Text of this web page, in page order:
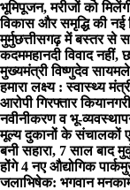
भूमिपूजन, मरीजों को
विकास और समृद्धि की नई
मुर्मुछत्तीसगढ़ में बस्तर से
कदममहानदी विवाद
मुख्यमंत्री विष्णुदेव साय
हमारा लक्ष्य : स्वास्थ्य
आरोपी गिरफ्तार किया
नवीनीकरण व भू-
मूल्य दुकानों के संचालकों
बनी सहारा, 7 साल बाद
होंगे 4 नए औद्योगिक पार्क
जलाभिषेक: भगवान